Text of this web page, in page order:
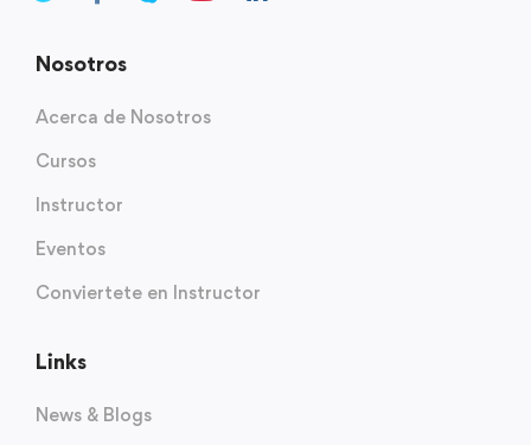
Nosotros
Acerca de Nosotros
Cursos
Instructor
Eventos
Conviertete en Instructor
Links
News & Blogs